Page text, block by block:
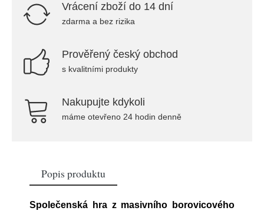
Vrácení zboží do 14 dní
zdarma a bez rizika
Prověřený český obchod
s kvalitními produkty
Nakupujte kdykoli
máme otevřeno 24 hodin denně
Popis produktu
Společenská hra z masivního borovicového